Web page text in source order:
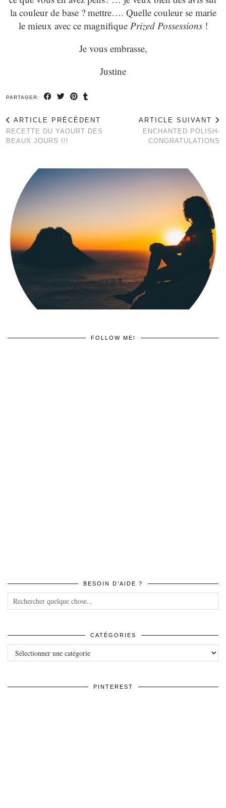
la couleur de base ? mettre…. Quelle couleur se marie
le mieux avec ce magnifique Prized Possessions!
Je vous embrasse,
Justine
PARTAGER:
ARTICLE PRÉCÉDENT
RECETTE DU YAOURT DES
BEAUX JOURS !!!
ARTICLE SUIVANT
ENCHANTED POLISH-
CONGRATULATIONS
FOLLOW ME!
BESOIN D’AIDE ?
CATÉGORIES
Catégories
PINTEREST